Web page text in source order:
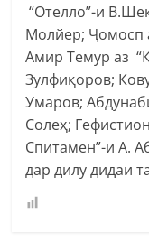
“Отелло”-и
Молйер; Ҷомосп
Амир Темур аз
Зулфиқоров;
Умаров;
Солеҳ;
Спитамен”-и А.
дар дилу дидаи